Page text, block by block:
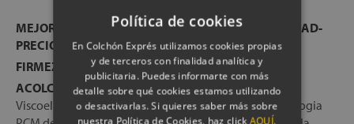
MEJOR COLCHÓN DE MUELLES ENSACADOS CALIDAD-
PRECIO
FIRMEZA:
Alta
ACOLCHADO: Combinación de HR Súper Soft,
Viscoelástica con partículas de gel y HR Firm. La tecnologia
Política de cookies
En Colchón Exprés utilizamos cookies propias
y de terceros con finalidad analítica y
publicitaria. Puedes informarte con más
detalle sobre qué cookies estamos utilizando
o desactivarlas. Si quieres saber más sobre
nuestra Política de Cookies, haz clickAQUÍ.